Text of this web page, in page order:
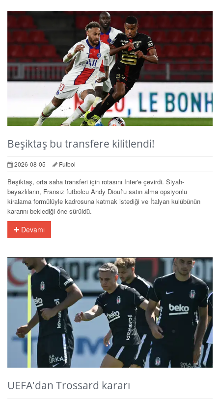
Beşiktaş bu transfere kilitlendi!
2026-08-05 Futbol
Beşiktaş, orta saha transferi için rotasını Inter'e çevirdi. Siyah-
beyazlıların, Fransız futbolcu Andy Diouf'u satın alma opsiyonlu
kiralama formülüyle kadrosuna katmak istediği ve İtalyan kulübünün
kararını beklediği öne sürüldü.
Devamı
UEFA'dan Trossard kararı